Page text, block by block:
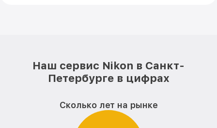
Наш сервис Nikon в Санкт-
Петербурге в цифрах
Сколько лет на рынке